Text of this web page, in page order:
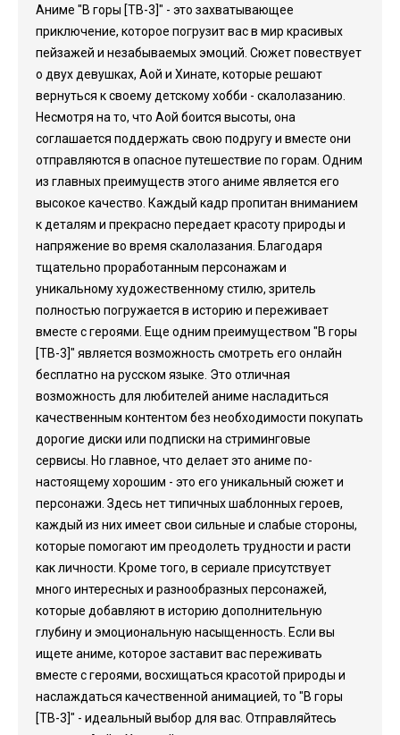
Аниме "В горы [ТВ-3]" - это захватывающее
приключение, которое погрузит вас в мир красивых
пейзажей и незабываемых эмоций. Сюжет повествует
о двух девушках, Аой и Хинате, которые решают
вернуться к своему детскому хобби - скалолазанию.
Несмотря на то, что Аой боится высоты, она
соглашается поддержать свою подругу и вместе они
отправляются в опасное путешествие по горам. Одним
из главных преимуществ этого аниме является его
высокое качество. Каждый кадр пропитан вниманием
к деталям и прекрасно передает красоту природы и
напряжение во время скалолазания. Благодаря
тщательно проработанным персонажам и
уникальному художественному стилю, зритель
полностью погружается в историю и переживает
вместе с героями. Еще одним преимуществом "В горы
[ТВ-3]" является возможность смотреть его онлайн
бесплатно на русском языке. Это отличная
возможность для любителей аниме насладиться
качественным контентом без необходимости покупать
дорогие диски или подписки на стриминговые
сервисы. Но главное, что делает это аниме по-
настоящему хорошим - это его уникальный сюжет и
персонажи. Здесь нет типичных шаблонных героев,
каждый из них имеет свои сильные и слабые стороны,
которые помогают им преодолеть трудности и расти
как личности. Кроме того, в сериале присутствует
много интересных и разнообразных персонажей,
которые добавляют в историю дополнительную
глубину и эмоциональную насыщенность. Если вы
ищете аниме, которое заставит вас переживать
вместе с героями, восхищаться красотой природы и
наслаждаться качественной анимацией, то "В горы
[ТВ-3]" - идеальный выбор для вас. Отправляйтесь